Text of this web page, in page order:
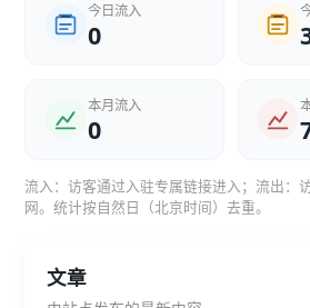
今日流入
0
本月流入
0
流入：访客通过入驻专属链接进入；流出：
网。统计按自然日（北京时间）去重。
文章